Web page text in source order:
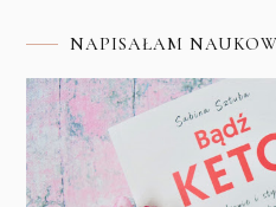
NAPISAŁAM